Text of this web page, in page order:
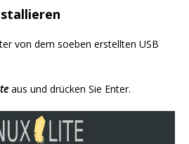
von dem soeben erstellten USB
aus und drücken Sie Enter.